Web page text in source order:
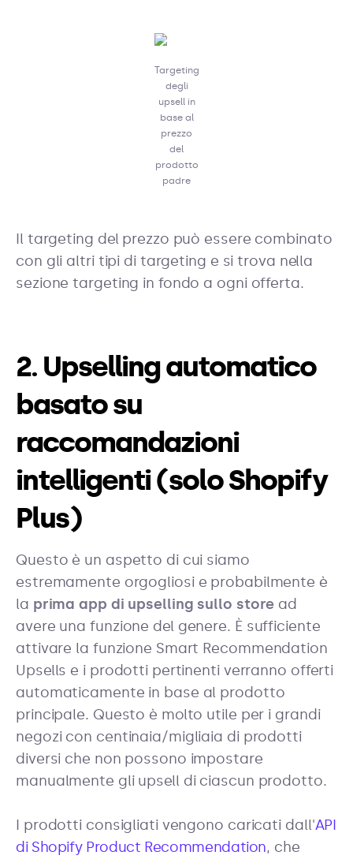
Targeting
degli
upsell in
base al
prezzo
del
prodotto
padre
Il targeting del prezzo può essere combinato
con gli altri tipi di targeting e si trova nella
sezione targeting in fondo a ogni offerta.
2. Upselling automatico
basato su
raccomandazioni
intelligenti (solo Shopify
Plus)
Questo è un aspetto di cui siamo
estremamente orgogliosi e probabilmente è
la prima app di upselling sullo store ad
avere una funzione del genere. È sufficiente
attivare la funzione Smart Recommendation
Upsells e i prodotti pertinenti verranno offerti
automaticamente in base al prodotto
principale. Questo è molto utile per i grandi
negozi con centinaia/migliaia di prodotti
diversi che non possono impostare
manualmente gli upsell di ciascun prodotto.
I prodotti consigliati vengono caricati dall'API
di Shopify Product Recommendation, che